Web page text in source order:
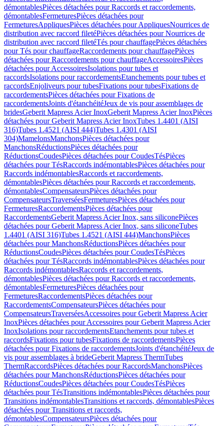
démontablesPièces détachées pour Raccords et raccordements,
démontablesFermeturesPièces détachées pour
FermeturesAppliquesPièces détachées pour AppliquesNourrices de
distribution avec raccord filetéPièces détachées pour Nourrices de
distribution avec raccord filetéTés pour chauffagePièces détachées
pour Tés pour chauffageRaccordements pour chauffagePièces
détachées pour Raccordements pour chauffageAccessoiresPièces
détachées pour AccessoiresIsolations pour tubes et
raccordsIsolations pour raccordementsEtanchements pour tubes et
raccordsEnjoliveurs pour tubesFixations pour tubesFixations de
raccordementsPièces détachées pour Fixations de
raccordementsJoints d'étanchéitéJeux de vis pour assemblages de
bridesGeberit Mapress Acier InoxGeberit Mapress Acier InoxPièces
détachées pour Geberit Mapress Acier InoxTubes 1.4401 (AISI
316)Tubes 1.4521 (AISI 444)Tubes 1.4301 (AISI
304)MamelonsManchonsPièces détachées pour
ManchonsRéductionsPièces détachées pour
RéductionsCoudesPièces détachées pour CoudesTésPièces
détachées pour TésRaccords indémontablesPièces détachées pour
Raccords indémontablesRaccords et raccordements,
démontablesPièces détachées pour Raccords et raccordements,
démontablesCompensateursPièces détachées pour
CompensateursTraverséesFermeturesPièces détachées pour
FermeturesRaccordementsPièces détachées pour
RaccordementsGeberit Mapress Acier Inox, sans siliconePièces
détachées pour Geberit Mapress Acier Inox, sans siliconeTubes
1.4401 (AISI 316)Tubes 1.4521 (AISI 444)ManchonsPièces
détachées pour ManchonsRéductionsPièces détachées pour
RéductionsCoudesPièces détachées pour CoudesTésPièces
détachées pour TésRaccords indémontablesPièces détachées pour
Raccords indémontablesRaccords et raccordements,
démontablesPièces détachées pour Raccords et raccordements,
démontablesFermeturesPièces détachées pour
FermeturesRaccordementsPièces détachées pour
RaccordementsCompensateursPièces détachées pour
CompensateursTraverséesAccessoires pour Geberit Mapress Acier
InoxPièces détachées pour Accessoires pour Geberit Mapress Acier
InoxIsolations pour raccordementsEtanchements pour tubes et
raccordsFixations pour tubesFixations de raccordementsPièces
détachées pour Fixations de raccordementsJoints d'étanchéitéJeux de
vis pour assemblages à brideGeberit Mapress ThermTubes
ThermRaccordsPièces détachées pour RaccordsManchonsPièces
détachées pour ManchonsRéductionsPièces détachées pour
RéductionsCoudesPièces détachées pour CoudesTésPièces
détachées pour TésTransitions indémontablesPièces détachées pour
Transitions indémontablesTransitions et raccords, démontablesPièces
détachées pour Transitions et raccords,
démontablesCompensateursPièces détachées pour